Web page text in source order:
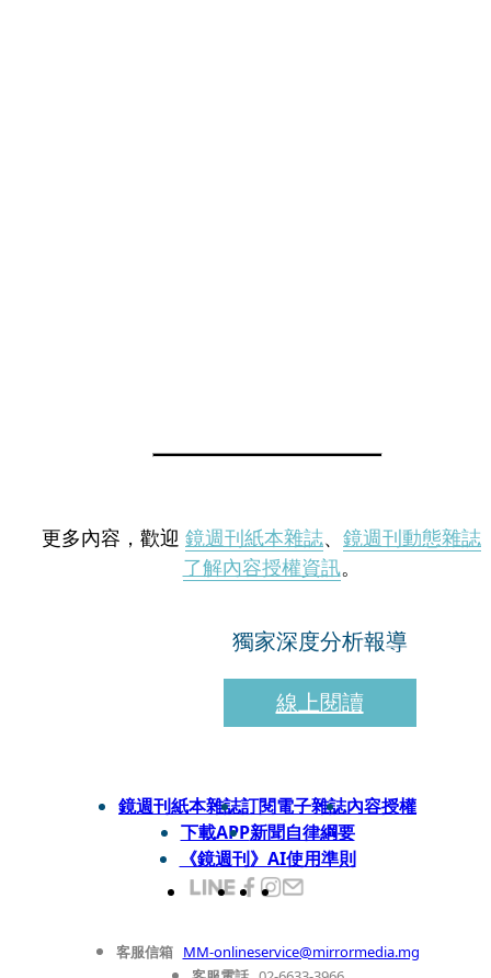
更多內容，歡迎 鏡週刊紙本雜誌、 鏡週刊動態雜誌
了解內容授權資訊。
獨家深度分析報導
線上閱讀
鏡週刊紙本雜誌訂閱電子雜誌內容授權
下載APP新聞自律綱要
《鏡週刊》AI使用準則
客服信箱 MM-onlineservice@mirrormedia.mg